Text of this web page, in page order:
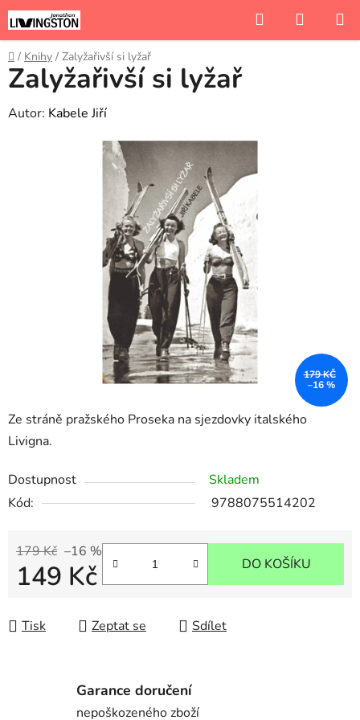
Přejít
na
obsah
Hledat
KOŠÍK
Domů
/ Knihy / Zalyžařivší si lyžař
Ze stráně pražského Proseka na sjezdovky italského
Livigna.
Dostupnost
Skladem
Kód:
9788075514202
179 Kč –16 %
149 Kč DO KOŠÍKU
Tisk Zeptat se Sdílet
Zalyžařivší si lyžař
Autor: Kabele Jiří
179 KČ
–16 %
Garance doručení
nepoškozeného zboží